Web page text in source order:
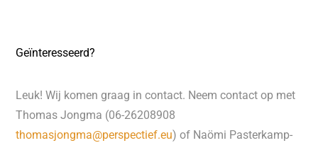
Geïnteresseerd?
Leuk! Wij komen graag in contact. Neem contact op met
Thomas Jongma (06-26208908
thomasjongma@perspectief.eu) of Naömi Pasterkamp-